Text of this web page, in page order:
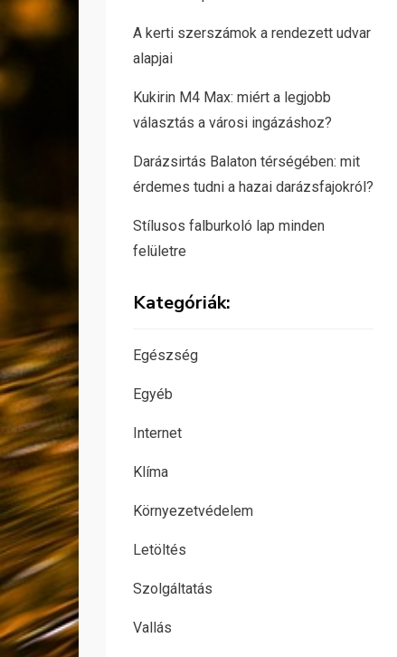
A kerti szerszámok a rendezett udvar
alapjai
Kukirin M4 Max: miért a legjobb
választás a városi ingázáshoz?
Darázsirtás Balaton térségében: mit
érdemes tudni a hazai darázsfajokról?
Stílusos falburkoló lap minden
felületre
Kategóriák:
Egészség
Egyéb
Internet
Klíma
Környezetvédelem
Letöltés
Szolgáltatás
Vallás